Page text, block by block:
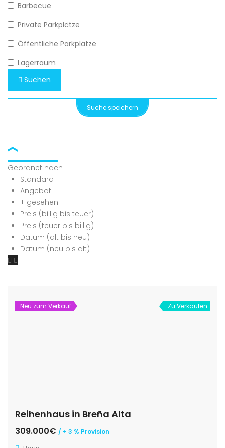
Barbecue
Private Parkplätze
Öffentliche Parkplätze
Lagerraum
Suchen
Suche speichern
Geordnet nach
Standard
Angebot
+ gesehen
Preis (billig bis teuer)
Preis (teuer bis billig)
Datum (alt bis neu)
Datum (neu bis alt)
Neu zum Verkauf Zu Verkaufen
Reihenhaus in Breña Alta
309.000€ / + 3 % Provision